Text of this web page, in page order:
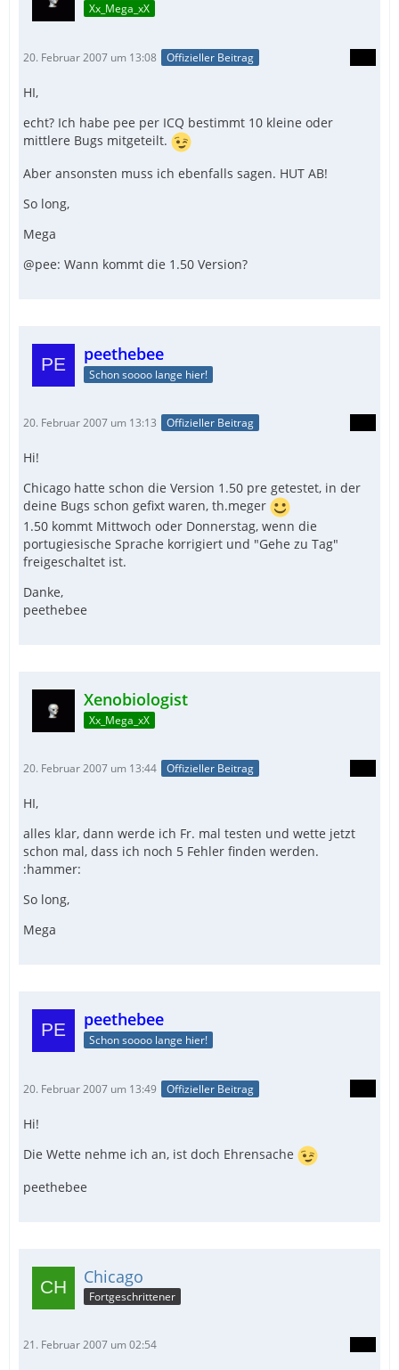
Xx_Mega_xX
20. Februar 2007 um 13:08 Offizieller Beitrag
HI,
echt? Ich habe pee per ICQ bestimmt 10 kleine oder
mittlere Bugs mitgeteilt.
Aber ansonsten muss ich ebenfalls sagen. HUT AB!
So long,
Mega
@pee: Wann kommt die 1.50 Version?
peethebee
Schon soooo lange hier!
20. Februar 2007 um 13:13 Offizieller Beitrag
Hi!
Chicago hatte schon die Version 1.50 pre getestet, in der
deine Bugs schon gefixt waren, th.meger
1.50 kommt Mittwoch oder Donnerstag, wenn die
portugiesische Sprache korrigiert und "Gehe zu Tag"
freigeschaltet ist.
Danke,
peethebee
Xenobiologist
Xx_Mega_xX
20. Februar 2007 um 13:44 Offizieller Beitrag
HI,
alles klar, dann werde ich Fr. mal testen und wette jetzt
schon mal, dass ich noch 5 Fehler finden werden.
:hammer:
So long,
Mega
peethebee
Schon soooo lange hier!
20. Februar 2007 um 13:49 Offizieller Beitrag
Hi!
Die Wette nehme ich an, ist doch Ehrensache
peethebee
Chicago
Fortgeschrittener
21. Februar 2007 um 02:54